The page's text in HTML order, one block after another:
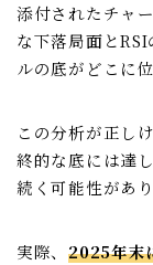
添付されたチャ
な下落局面と
ルの底がどこに
この分析が正し
終的な底には達
続く可能性があり
実際、2025年末